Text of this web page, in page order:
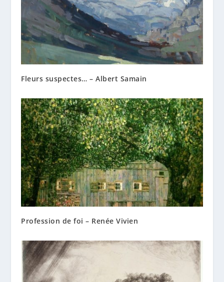
Fleurs suspectes… – Albert Samain
Profession de foi – Renée Vivien